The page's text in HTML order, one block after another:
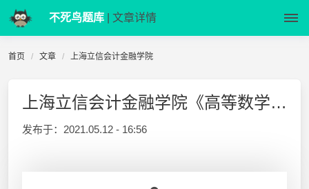
不死鸟题库 | 文章详情
首页 文章 上海立信会计金融学院
上海立信会计金融学院《高等数学(一)(经管)》2016-2017-1 A卷及答案
发布于： 2021.05.12 - 16:56